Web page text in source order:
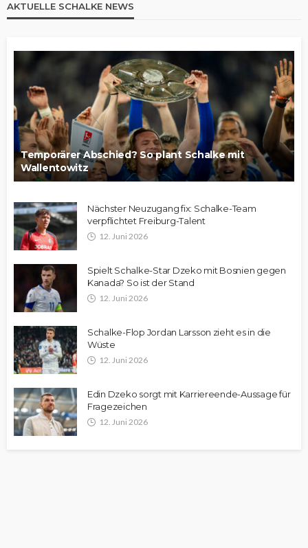
AKTUELLE SCHALKE NEWS
Temporärer Abschied? So plant Schalke mit
Wallentowitz
Nächster Neuzugang fix: Schalke-Team
verpflichtet Freiburg-Talent
12. Juni 2026
Spielt Schalke-Star Dzeko mit Bosnien gegen
Kanada? So ist der Stand
12. Juni 2026
Schalke-Flop Jordan Larsson zieht es in die
Wüste
12. Juni 2026
Edin Dzeko sorgt mit Karriereende-Aussage für
Fragezeichen
12. Juni 2026